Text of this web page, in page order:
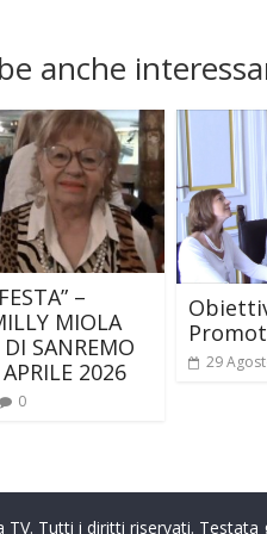
anche
–
MIOLA
SANREMO
2026
0
29
Tutti i diritti riservati. Testata